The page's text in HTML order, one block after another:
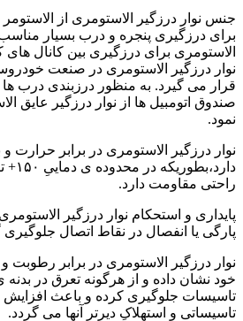
جنس نوار درزگیر الاستومری از
برای درزگیری پنجره و درب بسیار مناسب
الاستومری برای درزگیری بین کانال
نوار درزگیر الاستومری در صنعت
قرار می گیرد. به منظور درزبندی درب
صندوق اتومبیل ها از نوار درزگیر عایق
نمود.
نوار درزگیر الاستومری در برابر حرارت
راحتی مقاومت دارد.
پایداری و استحکام نوار درزگیر
پارگی یا انفصال در نقاط اتصال جلوگیری
نوار درزگیر الاستومری در برابر رطوبت
خود نشان داده و از هرگونه تعرق در بدنه ی
تاسیسات جلوگیری کرده و باعث افزایش
تاسیساتی و استهلاکِ دیرترِ آنها می گردد.